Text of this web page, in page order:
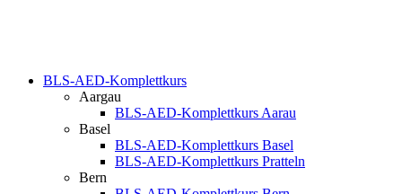
BLS-AED-Komplettkurs
Aargau
BLS-AED-Komplettkurs Aarau
Basel
BLS-AED-Komplettkurs Basel
BLS-AED-Komplettkurs Pratteln
Bern